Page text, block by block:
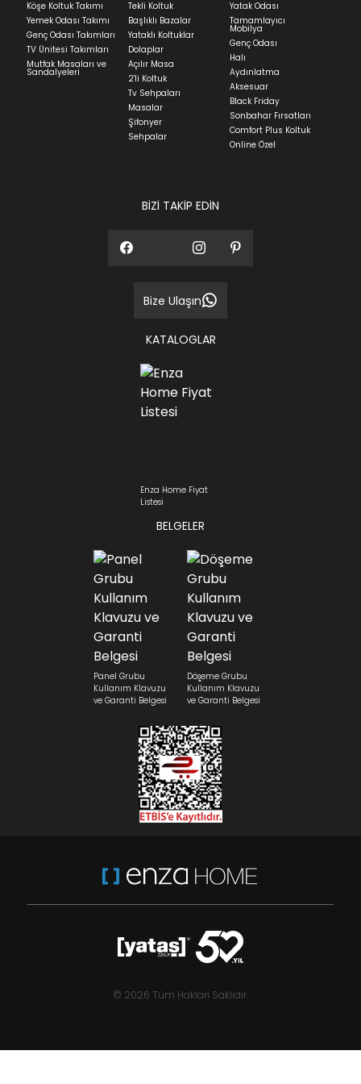
Yatak siparişlerinizin teslim süresi yaşadığınız şehre
ve ürünün stok durumuna göre ortalama 5-24 iş
günüdür.
Panel ve Döşeme grubu ürün siparişlerinizin teslim
süresi yaşadığınız şehre ve ürünün stok durumuna
göre ortalama 30-45 iş günüdür.
Siparişlerim bölümünden sürecinizi takip edebilirsiniz.
Sıkça Sorulan Sorularbölümünü ziyaret
Köşe Koltuk Takımı
Yemek Odası Takımı
Genç Odası Takımları
TV Ünitesi Takımları
Mutfak Masaları ve
Sandalyeleri
Tekli Koltuk
Başlıklı Bazalar
Yataklı Koltuklar
Dolaplar
Açılır Masa
2'li Koltuk
Tv Sehpaları
Masalar
Şifonyer
Sehpalar
Yatak Odası
Tamamlayıcı
Mobilya
Genç Odası
Halı
Aydınlatma
Aksesuar
Black Friday
Sonbahar Fırsatları
Comfort Plus Koltuk
Online Özel
BİZİ TAKİP EDİN
Bize Ulaşın
KATALOGLAR
Enza Home Fiyat
Listesi
BELGELER
Panel Grubu
Kullanım Klavuzu
ve Garanti Belgesi
Döşeme Grubu
Kullanım Klavuzu
ve Garanti Belgesi
© 2026 Tüm Hakları Saklıdır.